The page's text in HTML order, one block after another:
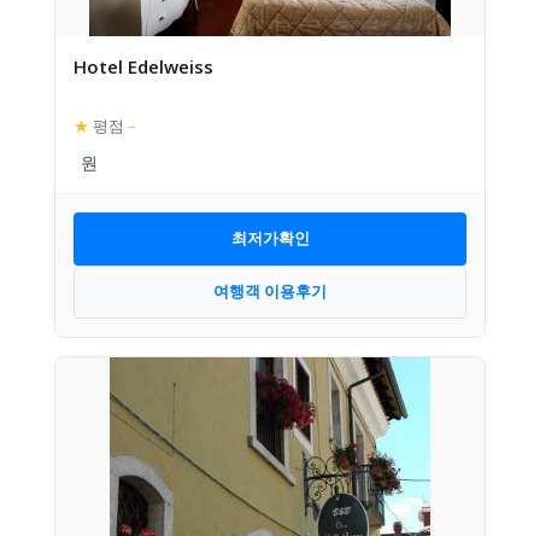
Hotel Edelweiss
★ 평점 –
최저가확인
여행객 이용후기